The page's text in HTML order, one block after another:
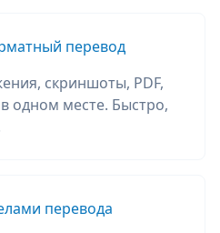
перевод
скриншоты, PDF,
одном месте. Быстро,
перевода